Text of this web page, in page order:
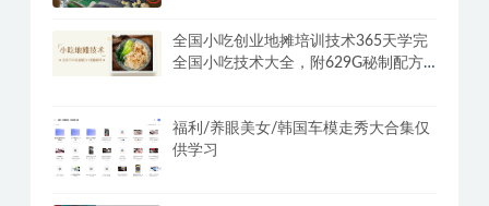
全国小吃创业地摊培训技术365天学完
全国小吃技术大全，附629G秘制配方
福利/养眼美女/韩国车模走秀大合集仅
供学习